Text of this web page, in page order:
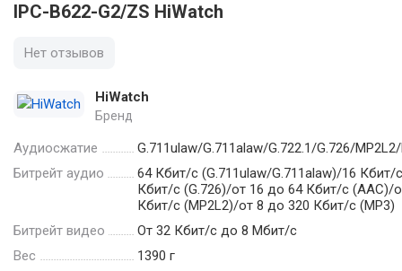
IPC-B622-G2/ZS HiWatch
Нет отзывов
HiWatch
Бренд
Аудиосжатие
G.711ulaw/G.711alaw/G.722.1/G.726/
Битрейт аудио
64 Кбит/с (G.711ulaw/G.711alaw)/16 Кбит/
Кбит/с (G.726)/от 16 до 64 Кбит/с (AAC)/
Кбит/с (MP2L2)/от 8 до 320 Кбит/с (MP3)
Битрейт видео
От 32 Кбит/с до 8 Мбит/с
Вес
1390 г